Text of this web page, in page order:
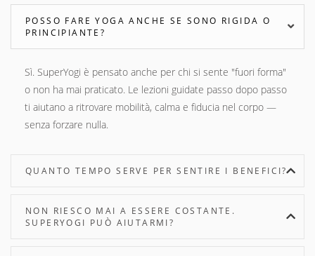
POSSO FARE YOGA ANCHE SE SONO RIGIDA O
PRINCIPIANTE?
Sì. SuperYogi è pensato anche per chi si sente "fuori forma"
o non ha mai praticato. Le lezioni guidate passo dopo passo
ti aiutano a ritrovare mobilità, calma e fiducia nel corpo —
senza forzare nulla.
QUANTO TEMPO SERVE PER SENTIRE I BENEFICI?
NON RIESCO MAI A ESSERE COSTANTE.
SUPERYOGI PUÒ AIUTARMI?